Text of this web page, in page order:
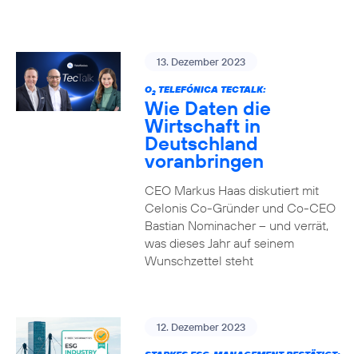
13. Dezember 2023
O2TELEFÓNICA TECTALK:
Wie Daten die
Wirtschaft in
Deutschland
voranbringen
CEO Markus Haas diskutiert mit
Celonis Co-Gründer und Co-CEO
Bastian Nominacher – und verrät,
was dieses Jahr auf seinem
Wunschzettel steht
12. Dezember 2023